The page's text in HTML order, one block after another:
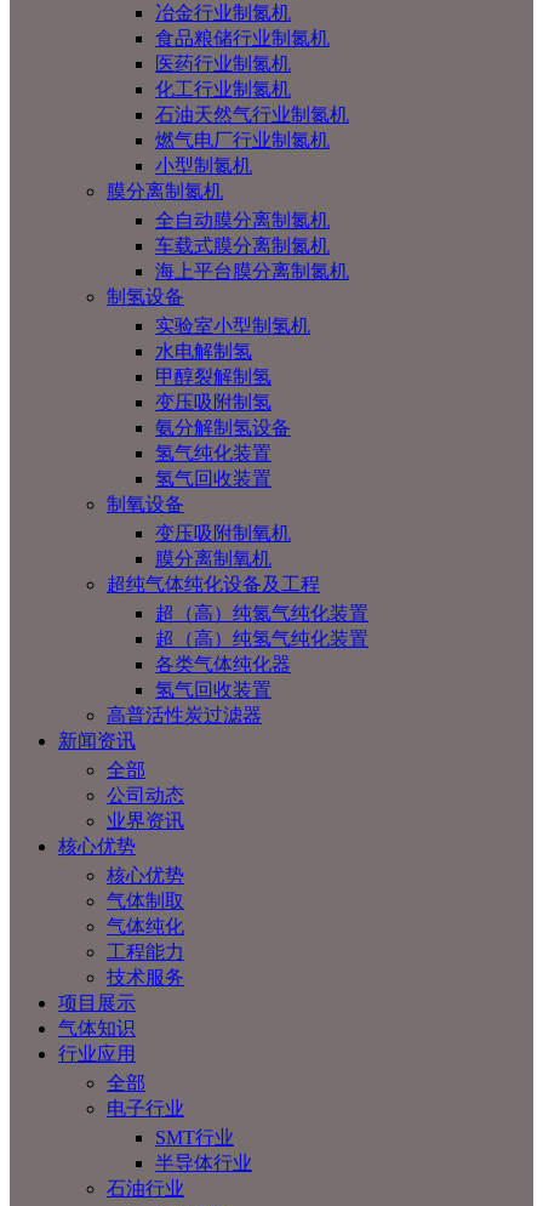
冶金行业制氮机
食品粮储行业制氮机
医药行业制氮机
化工行业制氮机
石油天然气行业制氮机
燃气电厂行业制氮机
小型制氮机
膜分离制氮机
全自动膜分离制氮机
车载式膜分离制氮机
海上平台膜分离制氮机
制氢设备
实验室小型制氢机
水电解制氢
甲醇裂解制氢
变压吸附制氢
氨分解制氢设备
氢气纯化装置
氢气回收装置
制氧设备
变压吸附制氧机
膜分离制氧机
超纯气体纯化设备及工程
超（高）纯氮气纯化装置
超（高）纯氢气纯化装置
各类气体纯化器
氢气回收装置
高普活性炭过滤器
新闻资讯
全部
公司动态
业界资讯
核心优势
核心优势
气体制取
气体纯化
工程能力
技术服务
项目展示
气体知识
行业应用
全部
电子行业
SMT行业
半导体行业
石油行业